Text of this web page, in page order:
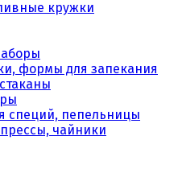
кружки
формы для запекания
специй, пепельницы
чайники